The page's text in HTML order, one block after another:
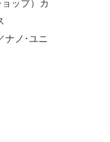
ップ）カ
ナノ･ユニ